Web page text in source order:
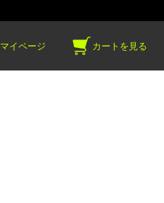
マイページ カートを見る